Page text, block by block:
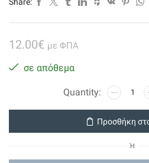
12.00€ με ΦΠΑ
σε απόθεμα
0128
Προσθήκη
Ή